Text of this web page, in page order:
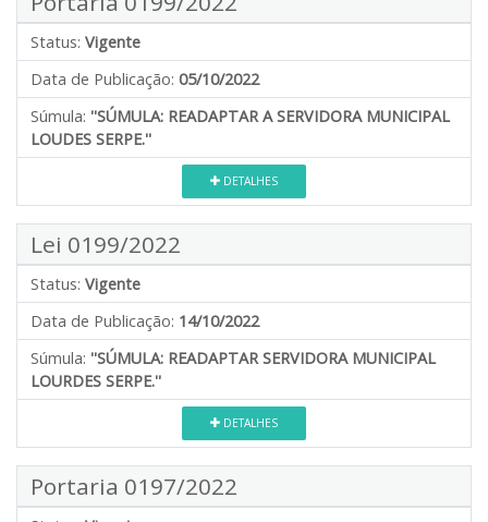
Status: Vigente
Data de Publicação: 05/10/2022
Súmula: ''SÚMULA: READAPTAR A SERVIDORA MUNICIPAL
LOUDES SERPE.''
DETALHES
Lei 0199/2022
Status: Vigente
Data de Publicação: 14/10/2022
Súmula: ''SÚMULA: READAPTAR SERVIDORA MUNICIPAL
LOURDES SERPE.''
DETALHES
Portaria 0197/2022